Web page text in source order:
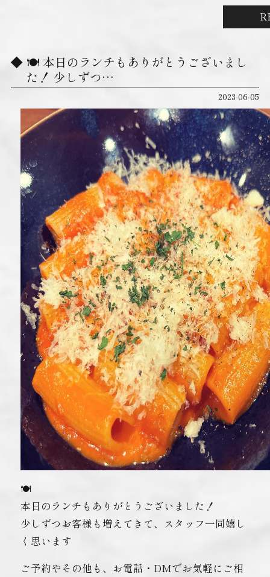
🍽 本日のランチもありがとうございまし
た！ 少しずつ…
2023-06-05
🍽
本日のランチもありがとうございました！
少しずつお客様も増えてきて、スタッフ一同嬉し
く思います
ご予約やその他も、お電話・DMでお気軽にご相